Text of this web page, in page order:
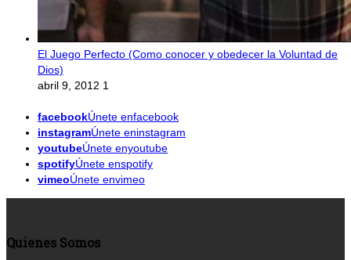
El Juego Perfecto (Como conocer y obedecer la Voluntad de
Dios)
abril 9, 2012 1
facebookÚnete enfacebook
instagramÚnete eninstagram
youtubeÚnete enyoutube
spotifyÚnete enspotify
vimeoÚnete envimeo
Quienes Somos